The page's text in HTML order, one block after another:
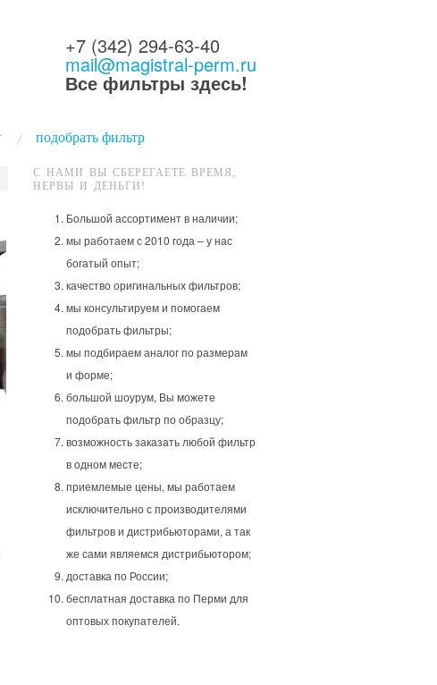
+7 (342) 294-63-40
mail@magistral-perm.ru
Все фильтры здесь!
подобрать фильтр
С НАМИ ВЫ СБЕРЕГАЕТЕ ВРЕМЯ,
НЕРВЫ И ДЕНЬГИ!
Большой ассортимент в наличии;
мы работаем с 2010 года – у нас
богатый опыт;
качество оригинальных фильтров;
мы консультируем и помогаем
подобрать фильтры;
мы подбираем аналог по размерам
и форме;
большой шоурум, Вы можете
подобрать фильтр по образцу;
возможность заказать любой фильтр
в одном месте;
приемлемые цены, мы работаем
исключительно с производителями
фильтров и дистрибьюторами, а так
же сами являемся дистрибьютором;
доставка по России;
бесплатная доставка по Перми для
оптовых покупателей.